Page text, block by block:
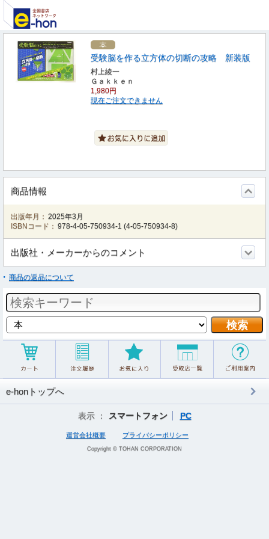
受験脳を作る立方体の切断の攻略 新装版
村上綾一
Ｇａｋｋｅｎ
1,980円
現在ご注文できません
商品情報
出版年月： 2025年3月
ISBNコード： 978-4-05-750934-1 (4-05-750934-8)
出版社・メーカーからのコメント
商品の返品について
e-honトップへ
表示 ： スマートフォン PC
運営会社概要 プライバシーポリシー
Copyright © TOHAN CORPORATION